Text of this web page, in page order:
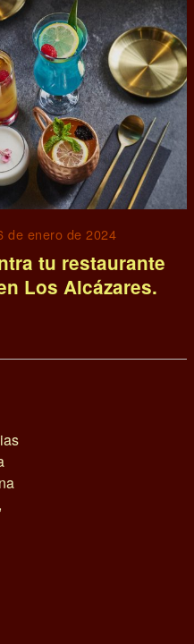
de enero de 2024
tu restaurante
Los Alcázares.